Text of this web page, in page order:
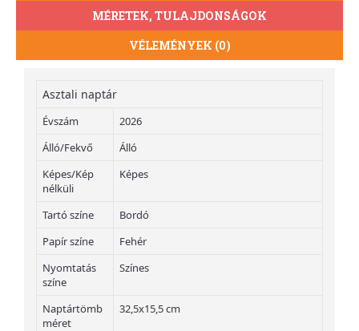
MÉRETEK, TULAJDONSÁGOK
VÉLEMÉNYEK (0)
Asztali naptár
Évszám
2026
Álló/Fekvő
Álló
Képes/Kép
nélküli
Képes
Tartó színe
Bordó
Papír színe
Fehér
Nyomtatás
színe
Színes
Naptártömb
méret
32,5x15,5 cm